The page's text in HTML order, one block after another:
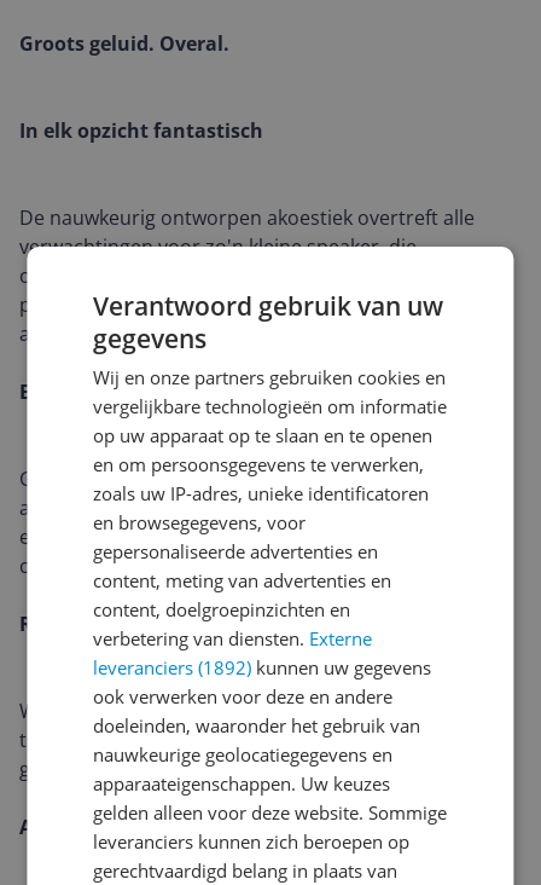
Groots geluid. Overal.
In elk opzicht fantastisch
De nauwkeurig ontworpen akoestiek overtreft alle
verwachtingen voor zo'n kleine speaker, die
ongelofelijke helderheid en indrukwekkende bass
produceert. Automatische Trueplay™ stemt het geluid
af voor je omgeving.
Een batterij met uithoudingsvermogen
Geniet van tot 10 uur continue afspeeltijd. Gebruik de
aan/uit-knop om batterij te sparen, en laad hem
efficiënt op met de meegeleverde USB-C-kabel en een
compatibele adapter.
Robuust en klaar voor avontuur
Waterspatten, zon, vuil, zand, sneeuw, extreme
temperaturen: Roam 2 is nauwkeurig ontworpen en
getest om het allemaal aan te kunnen.
Altijd in zijn element
Verantwoord gebruik van uw
gegevens
Wij en onze partners gebruiken cookies en
vergelijkbare technologieën om informatie
op uw apparaat op te slaan en te openen
en om persoonsgegevens te verwerken,
zoals uw IP-adres, unieke identificatoren
en browsegegevens, voor
gepersonaliseerde advertenties en
content, meting van advertenties en
content, doelgroepinzichten en
verbetering van diensten. Externe
leveranciers (1892) kunnen uw gegevens
ook verwerken voor deze en andere
doeleinden, waaronder het gebruik van
nauwkeurige geolocatiegegevens en
apparaateigenschappen. Uw keuzes
gelden alleen voor deze website. Sommige
leveranciers kunnen zich beroepen op
gerechtvaardigd belang in plaats van